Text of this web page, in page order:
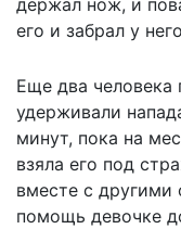
его и забрал у
Еще два
удерживали
минут, пока на
взяла его под
вместе с другими
помощь девочке